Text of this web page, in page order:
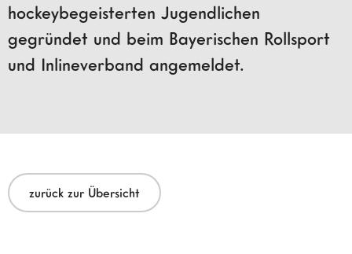
hockeybegeisterten Jugendlichen
gegründet und beim Bayerischen Rollsport
und Inlineverband angemeldet.
zurück zur Übersicht